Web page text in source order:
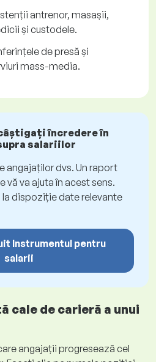
antrenor, masașii,
și custodele.
de presă și
mass-media.
încredere în
salariilor
angajaților dvs. Un raport
vă va ajuta în acest sens.
dispoziție date relevante
Instrumentul pentru
salarii
cale de carieră a unui
angajații progresează cel